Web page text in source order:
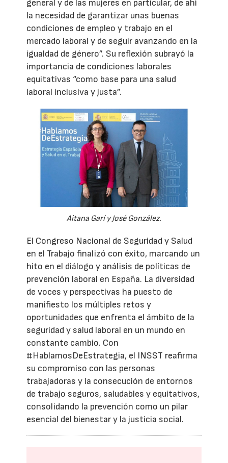
general y de las mujeres en particular, de ahí
la necesidad de garantizar unas buenas
condiciones de empleo y trabajo en el
mercado laboral y de seguir avanzando en la
igualdad de género”. Su reflexión subrayó la
importancia de condiciones laborales
equitativas “como base para una salud
laboral inclusiva y justa”.
Aitana Garí y José González.
El Congreso Nacional de Seguridad y Salud
en el Trabajo finalizó con éxito, marcando un
hito en el diálogo y análisis de políticas de
prevención laboral en España. La diversidad
de voces y perspectivas ha puesto de
manifiesto los múltiples retos y
oportunidades que enfrenta el ámbito de la
seguridad y salud laboral en un mundo en
constante cambio. Con
#HablamosDeEstrategia, el INSST reafirma
su compromiso con las personas
trabajadoras y la consecución de entornos
de trabajo seguros, saludables y equitativos,
consolidando la prevención como un pilar
esencial del bienestar y la justicia social.